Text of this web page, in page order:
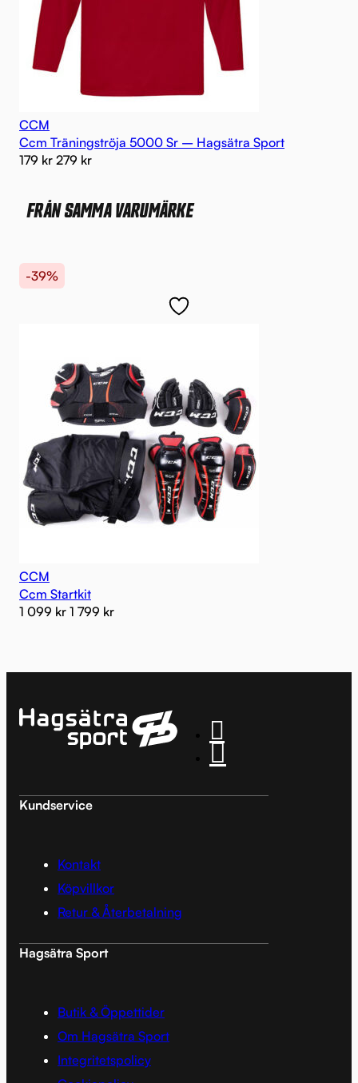
CCM
Ccm Träningströja 5000 Sr – Hagsätra Sport
179 kr 279 kr
FRÅN SAMMA VARUMÄRKE
-39%
CCM
Ccm Startkit
1 099 kr 1 799 kr
Kundservice
Kontakt
Köpvillkor
Retur & Återbetalning
Hagsätra Sport
Butik & Öppettider
Om Hagsätra Sport
Integritetspolicy